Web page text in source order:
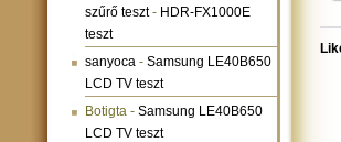
szűrő teszt- HDR-FX1000E
teszt
sanyoca - Samsung LE40B650
LCD TV teszt
Botigta - Samsung LE40B650
LCD TV teszt